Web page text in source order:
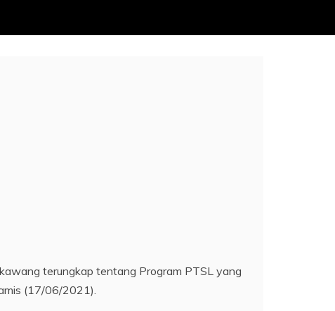
terungkap tentang Program PTSL yang
(17/06/2021).